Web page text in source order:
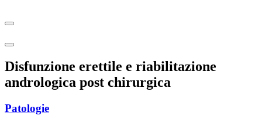
Disfunzione erettile e riabilitazione
andrologica post chirurgica
Patologie